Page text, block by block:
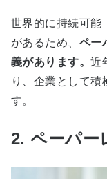
世界的に持続可能
があるため、 ペー
義があります。近
り、企業として積
す。
2. ペーパー